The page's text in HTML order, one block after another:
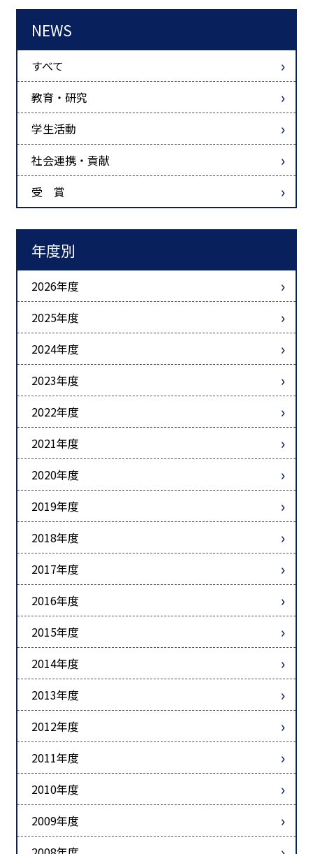
NEWS
すべて
教育・研究
学生活動
社会連携・貢献
受 賞
年度別
2026年度
2025年度
2024年度
2023年度
2022年度
2021年度
2020年度
2019年度
2018年度
2017年度
2016年度
2015年度
2014年度
2013年度
2012年度
2011年度
2010年度
2009年度